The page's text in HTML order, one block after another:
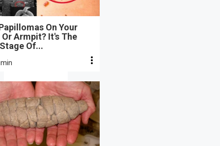
On Your
Armpit? It's The
Of...